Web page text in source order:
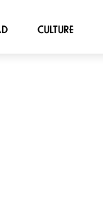
CULTURE